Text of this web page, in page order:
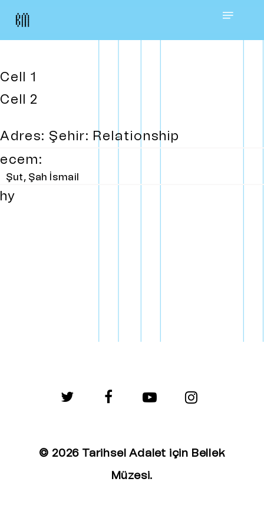
Skip
content
Menu
Cell 1
Cell 2
Adres: Şehir: Relationship
ecem:
Şut, Şah İsmail
hy
facebook
© 2026 Tarihsel Adalet için Bellek
Müzesi.